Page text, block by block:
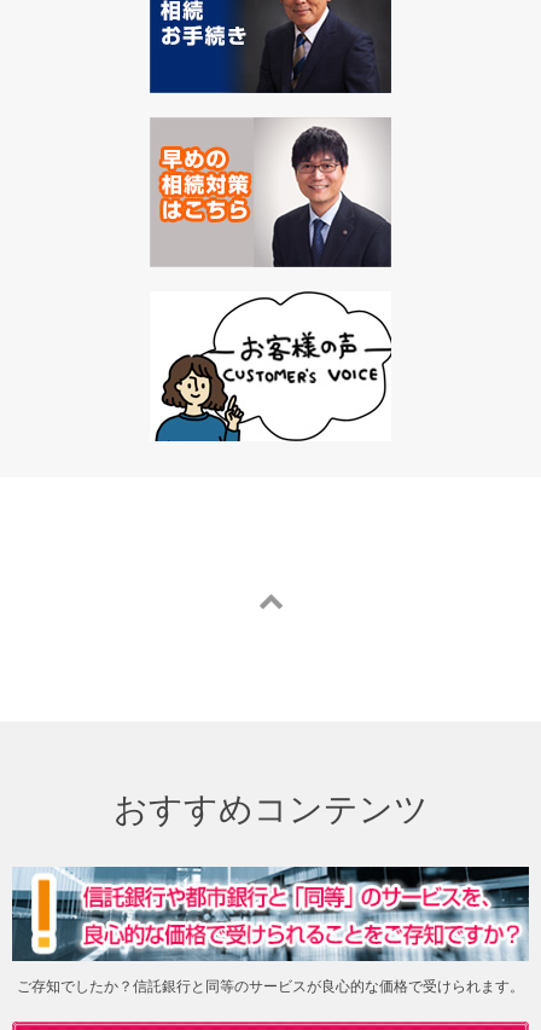
おすすめコンテンツ
ご存知でしたか？信託銀行と同等のサービスが良心的な価格で受けられます。